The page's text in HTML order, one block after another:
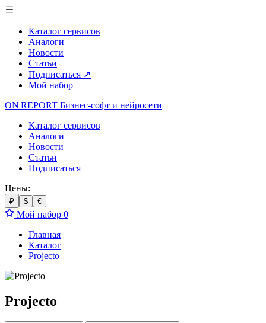
Каталог сервисов
Аналоги
Новости
Статьи
Подписаться ↗
Мой набор
ON REPORT Бизнес-софт и нейросети
Каталог сервисов
Аналоги
Новости
Статьи
Подписаться
Цены:
₽ $ €
Мой набор 0
Главная
Каталог
Projecto
Projecto